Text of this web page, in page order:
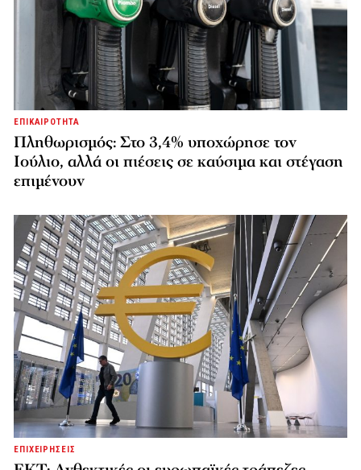
ΕΠΙΚΑΙΡΟΤΗΤΑ
Πληθωρισμός: Στο 3,4% υποχώρησε τον
Ιούλιο, αλλά οι πιέσεις σε καύσιμα και στέγαση
επιμένουν
ΕΠΙΧΕΙΡΗΣΕΙΣ